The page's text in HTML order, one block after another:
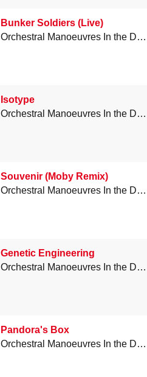
Bunker Soldiers (Live)
Orchestral Manoeuvres In the Dark
Isotype
Orchestral Manoeuvres In the Dark
Souvenir (Moby Remix)
Orchestral Manoeuvres In the Dark
Genetic Engineering
Orchestral Manoeuvres In the Dark
Pandora's Box
Orchestral Manoeuvres In the Dark